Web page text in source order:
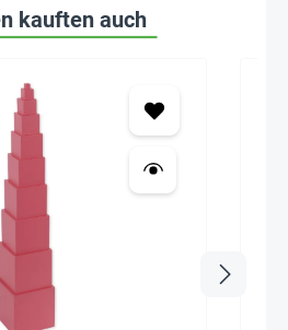
kauften auch